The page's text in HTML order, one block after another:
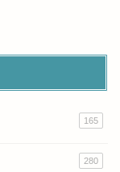
165
280